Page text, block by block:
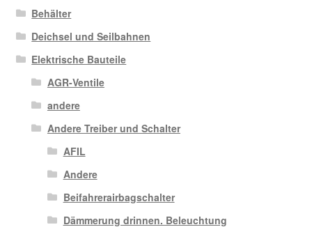
Behälter
Deichsel und Seilbahnen
Elektrische Bauteile
AGR-Ventile
andere
Andere Treiber und Schalter
AFIL
Andere
Beifahrerairbagschalter
Dämmerung drinnen. Beleuchtung